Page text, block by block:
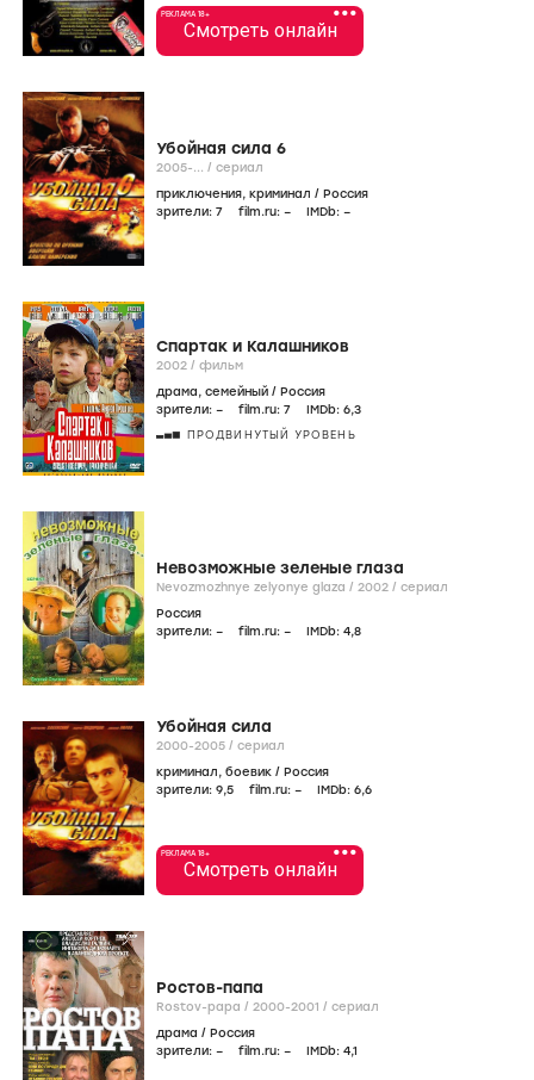
•••
РЕКЛАМА 18+
Смотреть онлайн
Убойная сила 6
2005-... / сериал
приключения, криминал / Россия
зрители: 7 film.ru: – IMDb: –
Спартак и Калашников
2002 / фильм
драма, семейный / Россия
зрители: – film.ru: 7 IMDb: 6,3
ПРОДВИНУТЫЙ УРОВЕНЬ
Невозможные зеленые глаза
Nevozmozhnye zelyonye glaza / 2002 / сериал
Россия
зрители: – film.ru: – IMDb: 4,8
Убойная сила
2000-2005 / сериал
криминал, боевик / Россия
зрители: 9,5 film.ru: – IMDb: 6,6
•••
РЕКЛАМА 18+
Смотреть онлайн
Ростов-папа
Rostov-papa / 2000-2001 / сериал
драма / Россия
зрители: – film.ru: – IMDb: 4,1